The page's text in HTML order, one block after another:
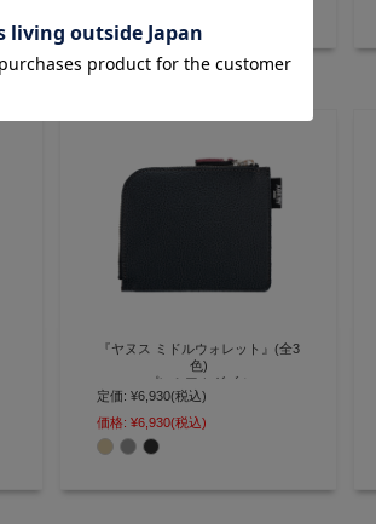
『ヤヌス ミドルウォレット』(全3
色)
プレミアムダブル
裏・表バイカラーが楽しめる ダブ
ルフェイスレザーが特徴のミドル
ウォレット【AGILITY affa(アジリ
定価: ¥6,930(税込)
価格: ¥6,930(税込)